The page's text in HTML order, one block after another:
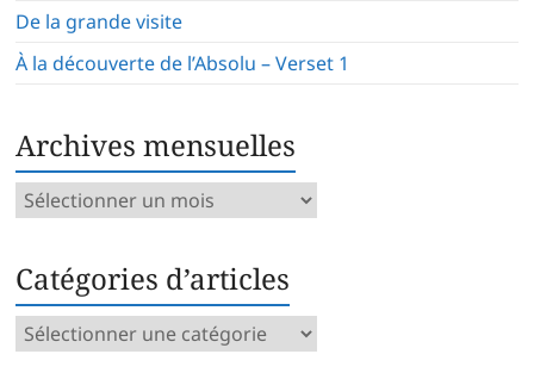
De la grande visite
À la découverte de l’Absolu – Verset 1
Archives mensuelles
Archives
Catégories d’articles
Catégories